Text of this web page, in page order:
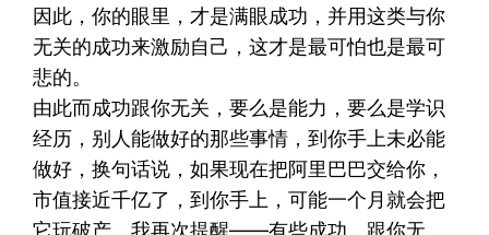
因此，你的眼里，才是满眼成功，并用这类与你
无关的成功来激励自己，这才是最可怕也是最可
悲的。
由此而成功跟你无关，要么是能力，要么是学识
经历，别人能做好的那些事情，到你手上未必能
做好，换句话说，如果现在把阿里巴巴交给你，
市值接近千亿了，到你手上，可能一个月就会把
它玩破产。我再次提醒——有些成功，跟你无